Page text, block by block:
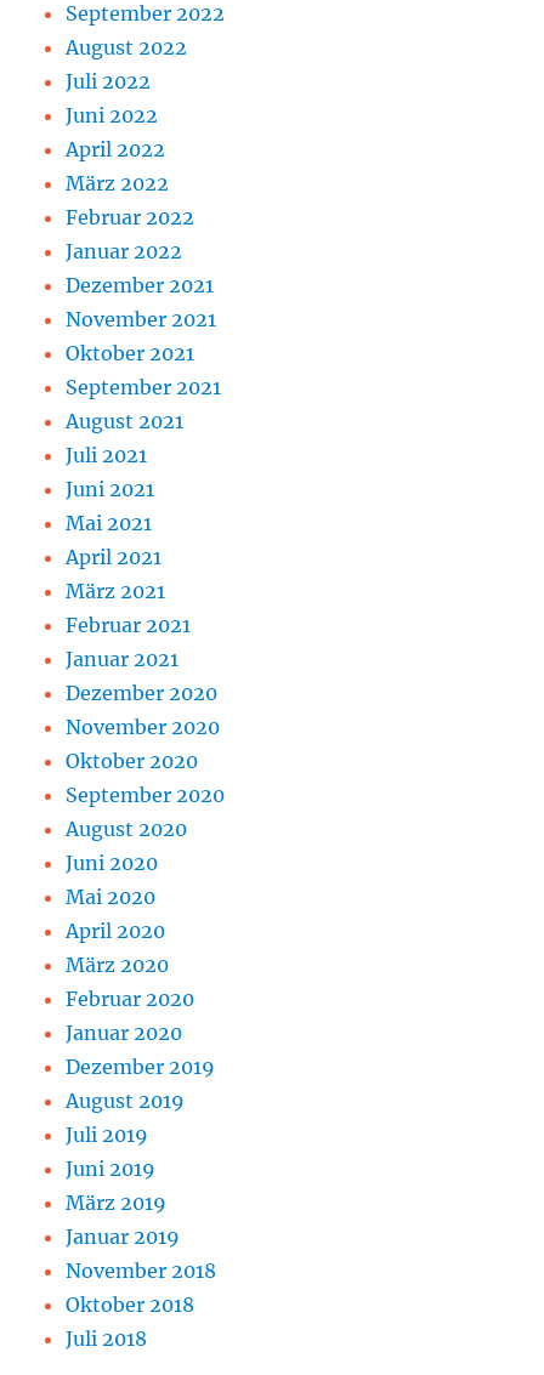
September 2022
August 2022
Juli 2022
Juni 2022
April 2022
März 2022
Februar 2022
Januar 2022
Dezember 2021
November 2021
Oktober 2021
September 2021
August 2021
Juli 2021
Juni 2021
Mai 2021
April 2021
März 2021
Februar 2021
Januar 2021
Dezember 2020
November 2020
Oktober 2020
September 2020
August 2020
Juni 2020
Mai 2020
April 2020
März 2020
Februar 2020
Januar 2020
Dezember 2019
August 2019
Juli 2019
Juni 2019
März 2019
Januar 2019
November 2018
Oktober 2018
Juli 2018